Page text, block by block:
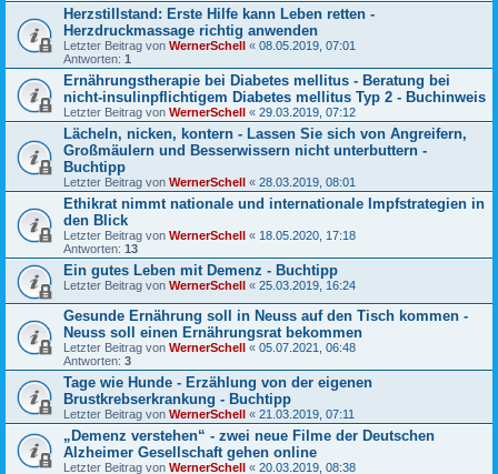
Herzstillstand: Erste Hilfe kann Leben retten -
Herzdruckmassage richtig anwenden
Letzter Beitrag von WernerSchell « 08.05.2019, 07:01
Antworten: 1
Ernährungstherapie bei Diabetes mellitus - Beratung bei
nicht-insulinpflichtigem Diabetes mellitus Typ 2 - Buchinweis
Letzter Beitrag von WernerSchell « 29.03.2019, 07:12
Lächeln, nicken, kontern - Lassen Sie sich von Angreifern,
Großmäulern und Besserwissern nicht unterbuttern -
Buchtipp
Letzter Beitrag von WernerSchell « 28.03.2019, 08:01
Ethikrat nimmt nationale und internationale Impfstrategien in
den Blick
Letzter Beitrag von WernerSchell « 18.05.2020, 17:18
Antworten: 13
Ein gutes Leben mit Demenz - Buchtipp
Letzter Beitrag von WernerSchell « 25.03.2019, 16:24
Gesunde Ernährung soll in Neuss auf den Tisch kommen -
Neuss soll einen Ernährungsrat bekommen
Letzter Beitrag von WernerSchell « 05.07.2021, 06:48
Antworten: 3
Tage wie Hunde - Erzählung von der eigenen
Brustkrebserkrankung - Buchtipp
Letzter Beitrag von WernerSchell « 21.03.2019, 07:11
„Demenz verstehen“ - zwei neue Filme der Deutschen
Alzheimer Gesellschaft gehen online
Letzter Beitrag von WernerSchell « 20.03.2019, 08:38